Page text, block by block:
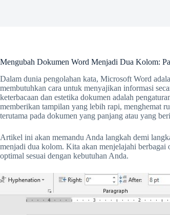
Mengubah Dokumen Word Menjadi Dua Kolom:
Dalam dunia pengolahan kata, Microsoft Word
membutuhkan cara untuk menyajikan informasi
keterbacaan dan estetika dokumen adalah
memberikan tampilan yang lebih rapi, menghemat
terutama pada dokumen yang panjang atau yang
Artikel ini akan memandu Anda langkah demi
menjadi dua kolom. Kita akan menjelajahi
optimal sesuai dengan kebutuhan Anda.